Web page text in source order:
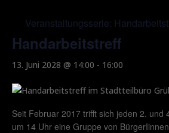
Veranstaltungsserie:
Handarbeitstreff
13. Juni 2028 @ 14:00 - 16:00
Seit Februar 2017 trifft sich jeden 2. und
um 14 Uhr eine Gruppe von